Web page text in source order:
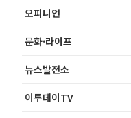
오피니언
문화·라이프
뉴스발전소
이투데이TV